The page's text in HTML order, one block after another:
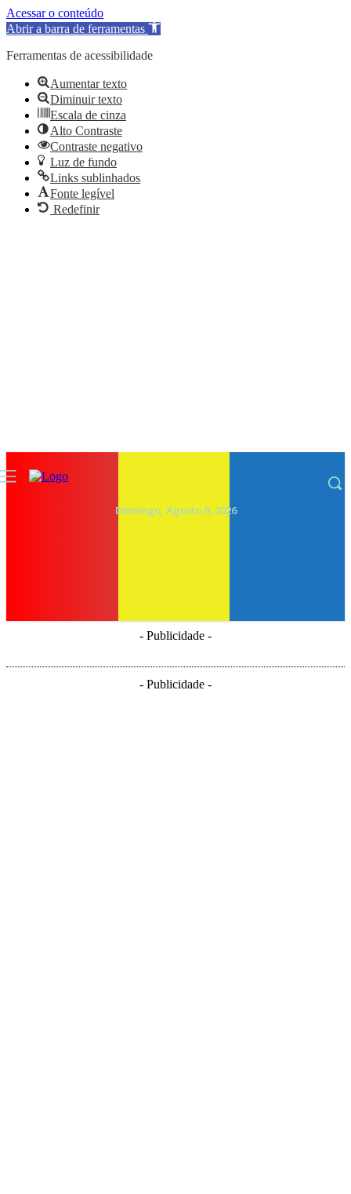
Acessar o conteúdo
Abrir a barra de ferramentas
Ferramentas de acessibilidade
Aumentar texto
Diminuir texto
Escala de cinza
Alto Contraste
Contraste negativo
Luz de fundo
Links sublinhados
Fonte legível
Redefinir
Domingo, Agosto 9, 2026
- Publicidade -
- Publicidade -